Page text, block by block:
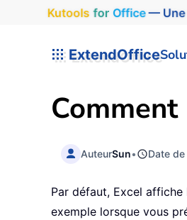
Kutools for Office— Une
ExtendOffice
AuteurSun• Date
Par défaut, Excel affiche
exemple lorsque vous